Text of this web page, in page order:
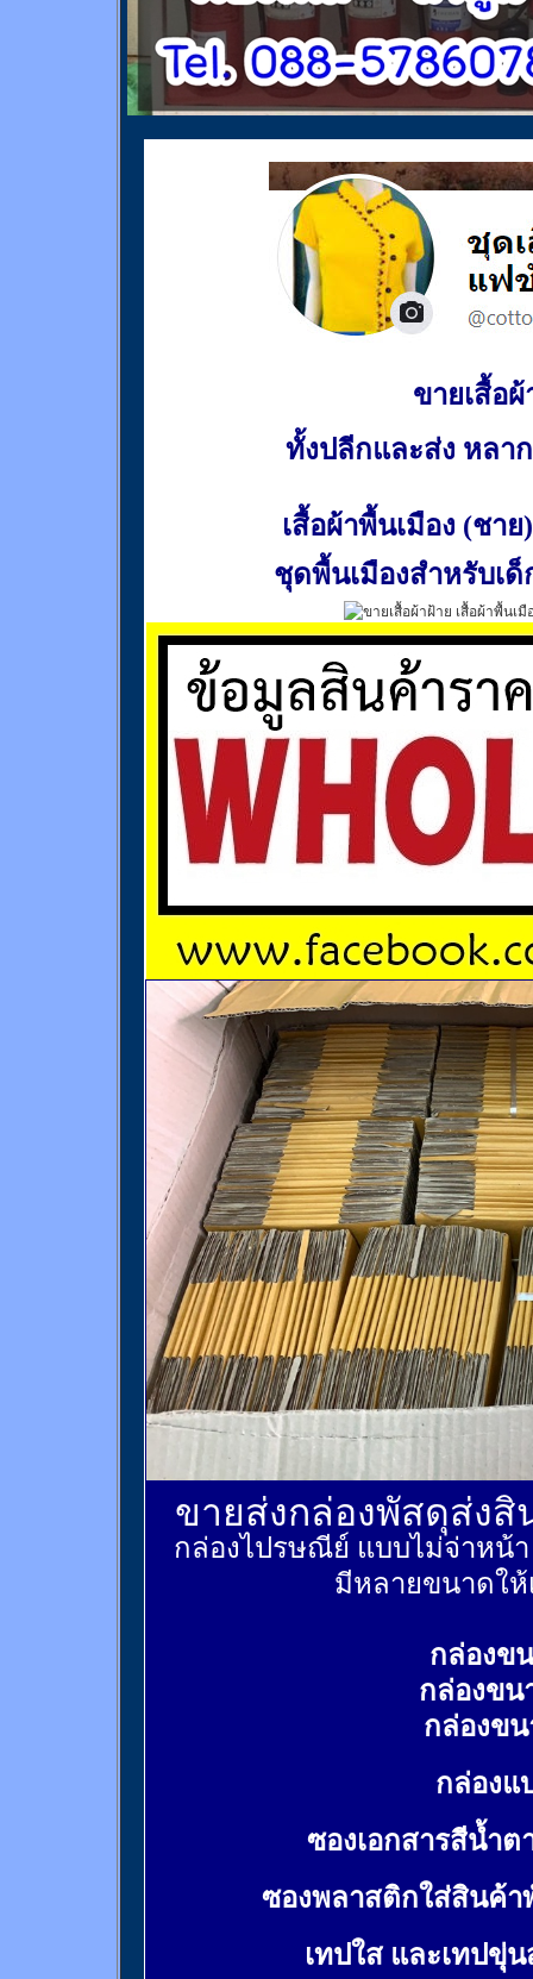
ขายเสื้อผ้
ทั้งปลีกและส่ง หลา
เสื้อผ้าพื้นเมือง (ชาย)
ชุดพื้นเมืองสำหรับเด็
ขายส่งกล่องพัสดุส่ง
กล่องไปรษณีย์ แบบไม่จ่าหน้
มีหลายขนาดให้
กล่องข
กล่องขน
กล่องข
กล่องแ
ซองเอกสารสีน้ำต
ซองพลาสติกใส่สินค้า
เทปใส และเทปขุ่